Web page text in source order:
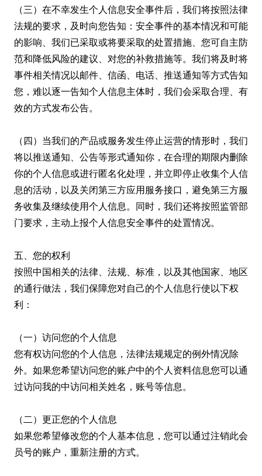
（三）在不幸发生个人信息安全事件后，我们将按照法律
法规的要求，及时向您告知：安全事件的基本情况和可能
的影响、我们已采取或将要采取的处置措施、您可自主防
范和降低风险的建议、对您的补救措施等。我们将及时将
事件相关情况以邮件、信函、电话、推送通知等方式告知
您，难以逐一告知个人信息主体时，我们会采取合理、有
效的方式发布公告。
（四）当我们的产品或服务发生停止运营的情形时，我们
将以推送通知、公告等形式通知你，在合理的期限内删除
你的个人信息或进行匿名化处理，并立即停止收集个人信
息的活动，以及关闭第三方应用服务接口，避免第三方服
务收集及继续使用个人信息。同时，我们还将按照监管部
门要求，主动上报个人信息安全事件的处置情况。
五、您的权利
按照中国相关的法律、法规、标准，以及其他国家、地区
的通行做法，我们保障您对自己的个人信息行使以下权
利：
（一）访问您的个人信息
您有权访问您的个人信息，法律法规规定的例外情况除
外。如果您希望访问您的账户中的个人资料信息您可以通
过访问我的中访问相关姓名，账号等信息。
（二）更正您的个人信息
如果您希望修改您的个人基本信息，您可以通过注销此会
员号的账户，重新注册的方式。